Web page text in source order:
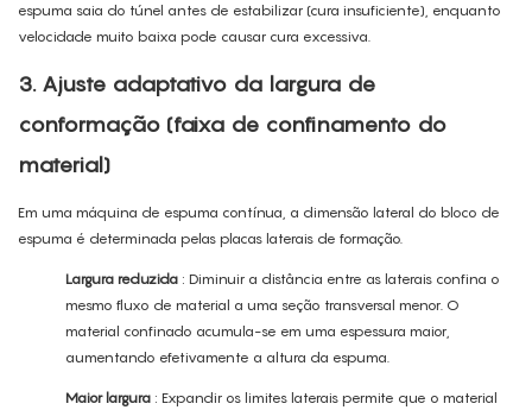
espuma saia do túnel antes de estabilizar (cura insuficiente), enquanto
velocidade muito baixa pode causar cura excessiva.
3. Ajuste adaptativo da largura de
conformação (faixa de confinamento do
material)
Em uma máquina de espuma contínua, a dimensão lateral do bloco de
espuma é determinada pelas placas laterais de formação.
Largura reduzida : Diminuir a distância entre as laterais confina o
mesmo fluxo de material a uma seção transversal menor. O
material confinado acumula-se em uma espessura maior,
aumentando efetivamente a altura da espuma.
Maior largura : Expandir os limites laterais permite que o material